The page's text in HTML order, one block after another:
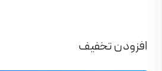
افزودن تخفیف